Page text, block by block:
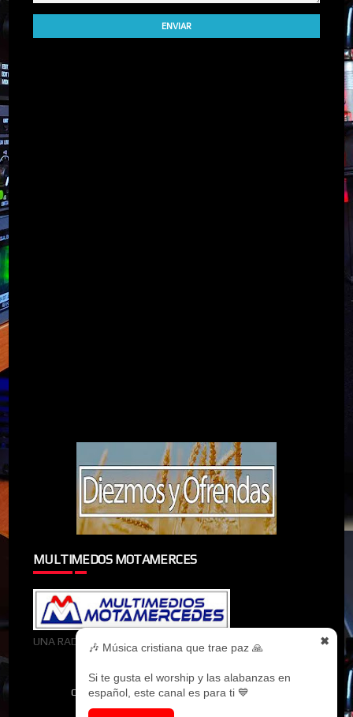
✖
🎶 Música cristiana que trae paz 🙏
Si te gusta el worship y las alabanzas en
español, este canal es para ti 💙
MULTIMEDOS MOTAMERCES
UNA RADIOMIEMBRO DE MULTIMEDOS MOTAMERCES
CREATED BY SORATEMPLATES | DISTRIBUTED BY